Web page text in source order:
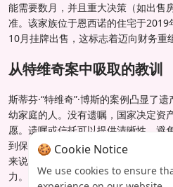
能需要数月，并且重大决策（如出售
准。该家族位于恩西诺的住宅于
10月挂牌出售，这标志着迈向财务重
从特维奇案中吸取的教训
斯蒂芬·“特维奇”·博斯的案例凸显了
幼家庭的人。没有遗嘱，国家决定资
愿。遗嘱或信托可以提供清晰性，避
到保护。对于拥有多样化资产（从商
来说，适当的规划可以防止多年的法
力。这一情况提醒我们，遗产规划不
🍪 Cookie Notice
We use cookies to ensure